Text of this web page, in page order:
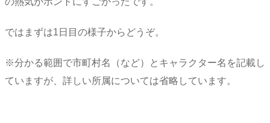
ではまずは1日目の様子からどうぞ。
※分かる範囲で市町村名（など）とキャラクター名を記載し
ていますが、詳しい所属については省略しています。